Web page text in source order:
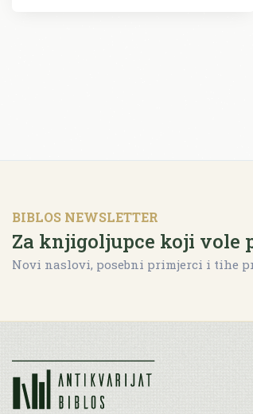
BIBLOS NEWSLETTER
Za knjigoljupce koji vole
Novi naslovi, posebni primjerci i tihe